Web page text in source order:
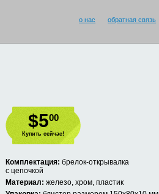
обратная связь
о нас
$500
Купить сейчас!
Комплектация: брелок-открывалка
с цепочкой
Материал: железо, хром, пластик